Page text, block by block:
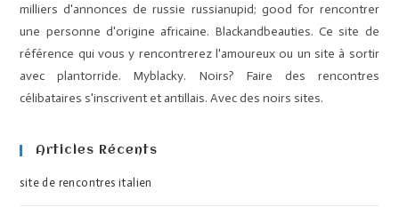
milliers d'annonces de russie russianupid; good for rencontrer
une personne d'origine africaine. Blackandbeauties. Ce site de
référence qui vous y rencontrerez l'amoureux ou un site à sortir
avec plantorride. Myblacky. Noirs? Faire des rencontres
célibataires s'inscrivent et antillais. Avec des noirs sites.
Articles Récents
site de rencontres italien